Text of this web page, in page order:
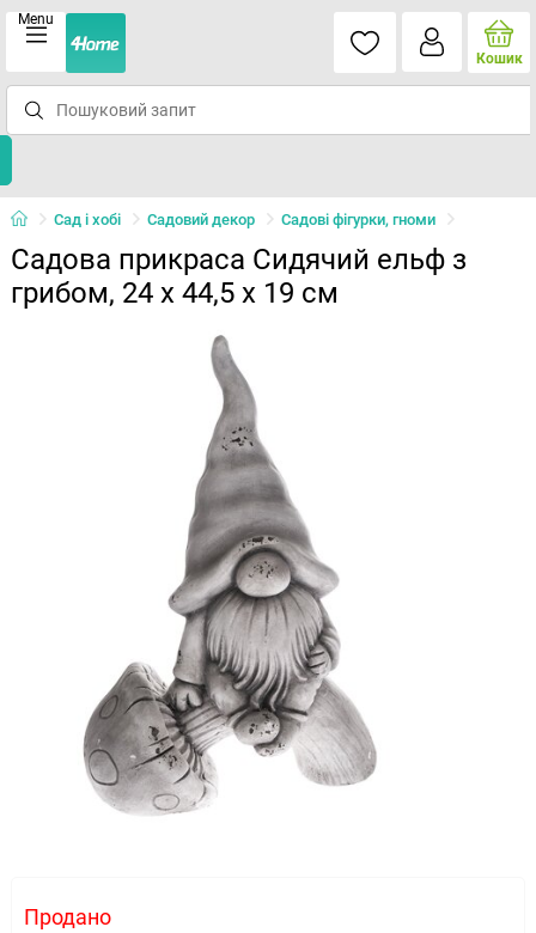
Menu
Кошик
Сад і хобі Садовий декор Садові фігурки, гноми
Садова прикраса Сидячий ельф з
грибом, 24 x 44,5 x 19 см
Продано